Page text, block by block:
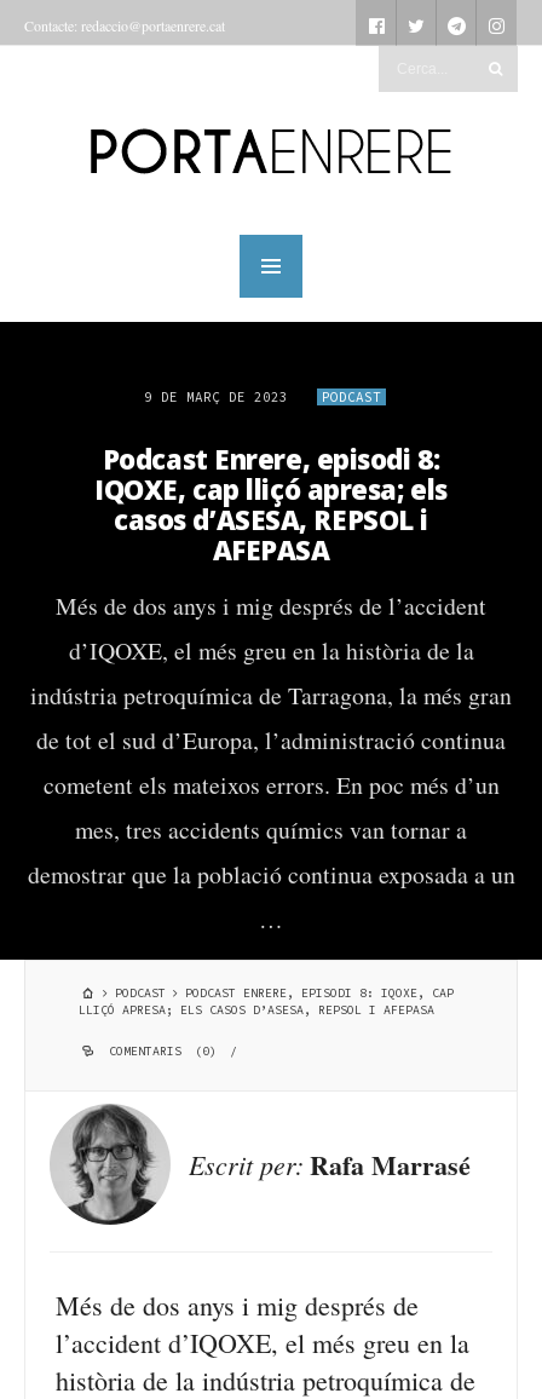
Contacte: redaccio@portaenrere.cat
9 DE MARÇ DE 2023 PODCAST
Podcast Enrere, episodi 8:
IQOXE, cap lliçó apresa; els
casos d’ASESA, REPSOL i
AFEPASA
Més de dos anys i mig després de l’accident
d’IQOXE, el més greu en la història de la
indústria petroquímica de Tarragona, la més gran
de tot el sud d’Europa, l’administració continua
cometent els mateixos errors. En poc més d’un
mes, tres accidents químics van tornar a
demostrar que la població continua exposada a un
…
PODCAST
PODCAST ENRERE, EPISODI 8: IQOXE, CAP
LLIÇÓ APRESA; ELS CASOS D’ASESA, REPSOL I AFEPASA
COMENTARIS (0) /
Escrit per: Rafa Marrasé
Més de dos anys i mig després de
l’accident d’IQOXE, el més greu en la
història de la indústria petroquímica de